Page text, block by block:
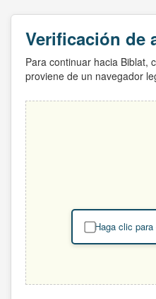
Verificación de
Para continuar hacia Biblat,
proviene de un navegador
Haga clic para